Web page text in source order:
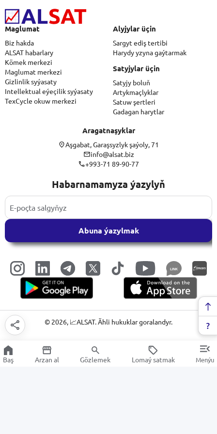
Maglumat
Biz hakda
ALSAT habarlary
Kömek merkezi
Maglumat merkezi
Gizlinlik syýasaty
Intellektual eýeçilik syýasaty
TexCycle okuw merkezi
Alyjylar üçin
Sargyt ediş tertibi
Harydy yzyna gaýtarmak
Satyjylar üçin
Satyjy boluň
Artykmaçlyklar
Satuw şertleri
Gadagan harytlar
Aragatnaşyklar
Aşgabat, Garaşsyzlyk şaýoly, 71
info@alsat.biz
+993-71 89-90-77
Habarnamamyza ýazylyň
Abuna ýazylmak
LINK
© 2026, 📈ALSAT. Ähli hukuklar goralandyr.
Baş Arzan al Gözlemek Lomaý satmak Menýu